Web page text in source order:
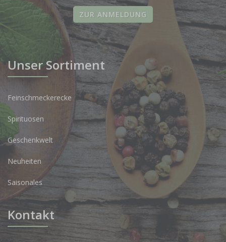
ZUR ANMELDUNG
Unser Sortiment
Feinschmeckerecke
Spirituosen
Geschenkwelt
Neuheiten
Saisonales
Kontakt